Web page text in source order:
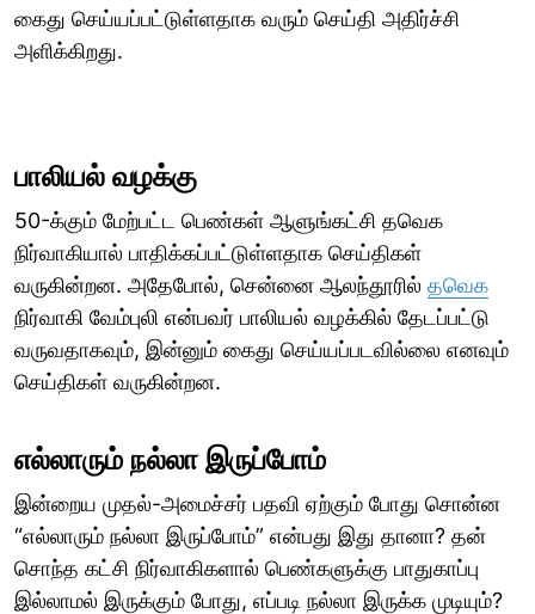
கைது செய்யப்பட்டுள்ளதாக வரும் செய்தி அதிர்ச்சி
அளிக்கிறது.
பாலியல் வழக்கு
50-க்கும் மேற்பட்ட பெண்கள் ஆளுங்கட்சி தவெக
நிர்வாகியால் பாதிக்கப்பட்டுள்ளதாக செய்திகள்
வருகின்றன. அதேபோல், சென்னை ஆலந்தூரில் தவெக
நிர்வாகி வேம்புலி என்பவர் பாலியல் வழக்கில் தேடப்பட்டு
வருவதாகவும், இன்னும் கைது செய்யப்படவில்லை எனவும்
செய்திகள் வருகின்றன.
எல்லாரும் நல்லா இருப்போம்
இன்றைய முதல்-அமைச்சர் பதவி ஏற்கும் போது சொன்ன
“எல்லாரும் நல்லா இருப்போம்” என்பது இது தானா? தன்
சொந்த கட்சி நிர்வாகிகளால் பெண்களுக்கு பாதுகாப்பு
இல்லாமல் இருக்கும் போது, எப்படி நல்லா இருக்க முடியும்?